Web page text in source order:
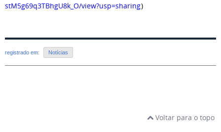
stM5g69q3TBhgU8k_O/view?usp=sharing)
registrado em: Notícias
Voltar para o topo